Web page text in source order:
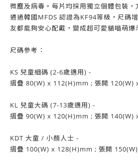
微塵及病毒。每片均採用獨立個體包裝，
通過韓國MFDS 認證為KF94等級，尺碼
友都能夠安心配戴，變成超可愛貓喵萌爆
尺碼參考：
KS 兒童細碼 (2-6歲適用) -
摺疊 80(W) x 112(H)mm ; 張開 120(W)
KL 兒童大碼 (7-13歲適用) -
摺疊 90(W) x 120(H)mm ; 張開 140(W)
KDT 大童 / 小顏人士 -
摺疊 100(W) x 128(H)mm ; 張開